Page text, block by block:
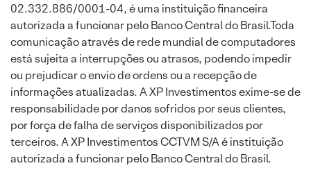
02.332.886/0001-04, é uma instituição financeira
autorizada a funcionar pelo Banco Central do Brasil.Toda
comunicação através de rede mundial de computadores
está sujeita a interrupções ou atrasos, podendo impedir
ou prejudicar o envio de ordens ou a recepção de
informações atualizadas. A XP Investimentos exime-se de
responsabilidade por danos sofridos por seus clientes,
por força de falha de serviços disponibilizados por
terceiros. A XP Investimentos CCTVM S/A é instituição
autorizada a funcionar pelo Banco Central do Brasil.